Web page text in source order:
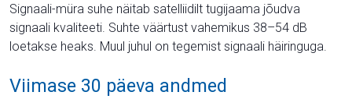
Signaali-müra suhe näitab satelliidilt tugijaama jõudva
signaali kvaliteeti. Suhte väärtust vahemikus 38–54 dB
loetakse heaks. Muul juhul on tegemist signaali häiringuga.
Viimase 30 päeva andmed